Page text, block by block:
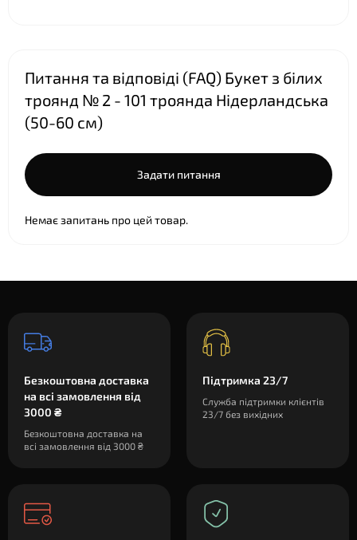
Питання та відповіді (FAQ) Букет з білих
троянд № 2 - 101 троянда Нідерландська
(50-60 см)
Задати питання
Немає запитань про цей товар.
Безкоштовна доставка
на всі замовлення від
3000 ₴
Безкоштовна доставка на
всі замовлення від 3000 ₴
Підтримка 23/7
Служба підтримки клієнтів
23/7 без вихідних